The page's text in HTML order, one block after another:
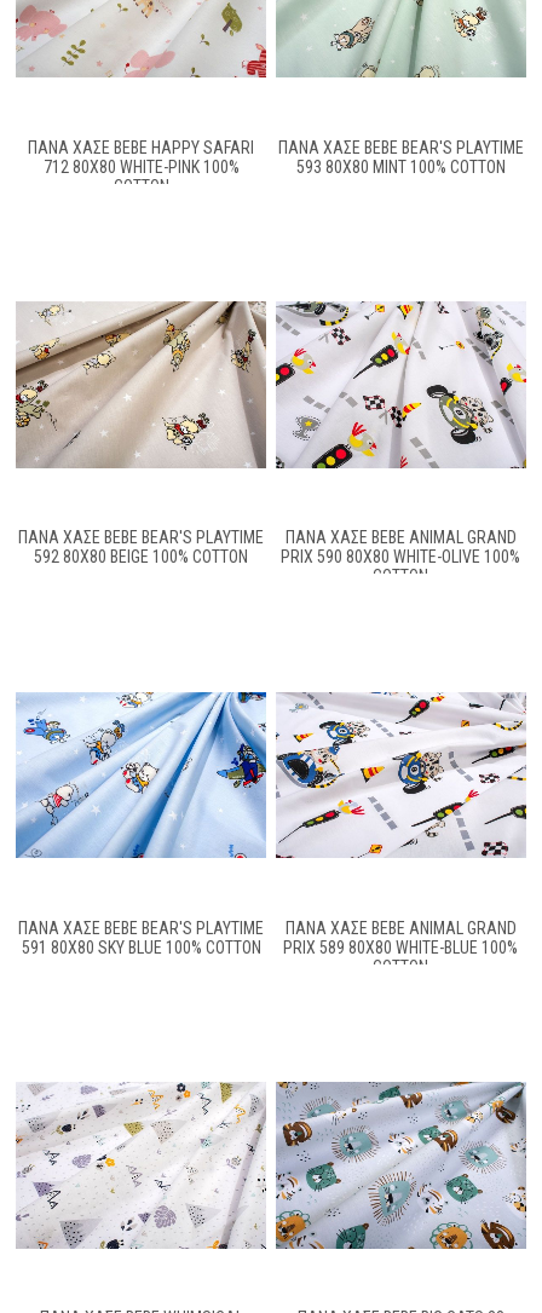
ΠΆΝΑ ΧΑΣΈ BEBE HAPPY SAFARI
712 80X80 WHITE-PINK 100%
COTTON
ΠΆΝΑ ΧΑΣΈ BEBE BEAR'S PLAYTIME
593 80X80 MINT 100% COTTON
ΠΆΝΑ ΧΑΣΈ BEBE BEAR'S PLAYTIME
592 80X80 BEIGE 100% COTTON
ΠΆΝΑ ΧΑΣΈ BEBE ANIMAL GRAND
PRIX 590 80X80 WHITE-OLIVE 100%
COTTON
ΠΆΝΑ ΧΑΣΈ BEBE BEAR'S PLAYTIME
591 80X80 SKY BLUE 100% COTTON
ΠΆΝΑ ΧΑΣΈ BEBE ANIMAL GRAND
PRIX 589 80X80 WHITE-BLUE 100%
COTTON